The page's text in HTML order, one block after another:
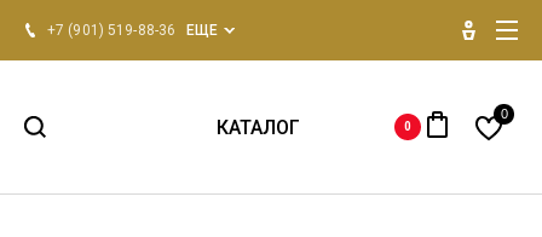
+7 (901) 519-88-36 ЕЩЕ
КАТАЛОГ 0
0